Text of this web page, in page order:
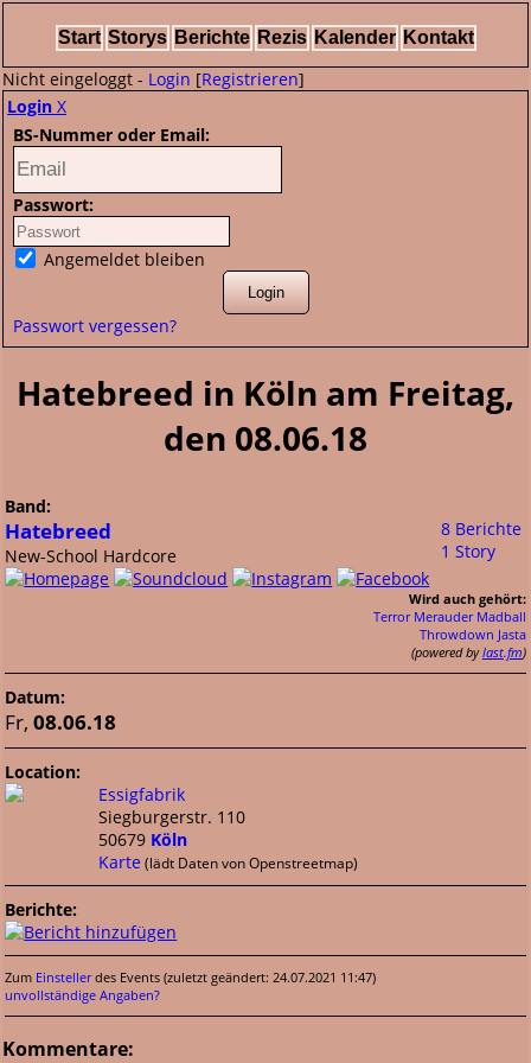
Start Storys Berichte Rezis Kalender Kontakt
Nicht eingeloggt - Login [Registrieren]
Login X
BS-Nummer oder Email:
Passwort:
Angemeldet bleiben
Passwort vergessen?
Hatebreed in Köln am Freitag,
den 08.06.18
Band:
Hatebreed
New-School Hardcore
8 Berichte
1 Story
Wird auch gehört:
Terror Merauder Madball
Throwdown Jasta
(powered bylast.fm)
Datum:
Fr,08.06.18
Location:
Essigfabrik
Siegburgerstr. 110
50679 Köln
Karte (lädt Daten von Openstreetmap)
Berichte:
Zum Einstellerdes Events (zuletzt geändert: 24.07.2021 11:47)
unvollständige Angaben?
Kommentare: